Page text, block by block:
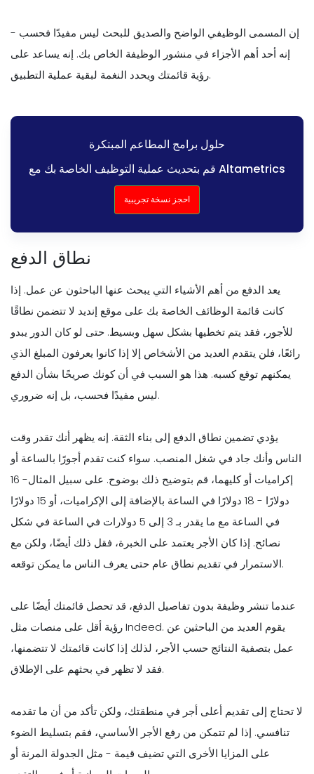
إن المسمى الوظيفي الواضح والصديق للبحث ليس مفيدًا فحسب -
إنه أحد أهم الأجزاء في منشور الوظيفة الخاص بك. إنه يساعد على
رؤية قائمتك ويحدد النغمة لبقية عملية التطبيق.
حلول برامج المطاعم المبتكرة
قم بتحديث عملية التوظيف الخاصة بك مع Altametrics
احجز نسخة تجريبية
نطاق الدفع
يعد الدفع من أهم الأشياء التي يبحث عنها الباحثون عن عمل. إذا
كانت قائمة الوظائف الخاصة بك على موقع إنديد لا تتضمن نطاقًا
للأجور، فقد يتم تخطيها بشكل سهل وبسيط. حتى لو كان الدور يبدو
رائعًا، فلن يتقدم العديد من الأشخاص إلا إذا كانوا يعرفون المبلغ الذي
يمكنهم توقع كسبه. هذا هو السبب في أن كونك صريحًا بشأن الدفع
ليس مفيدًا فحسب، بل إنه ضروري.
يؤدي تضمين نطاق الدفع إلى بناء الثقة. إنه يظهر أنك تقدر وقت
الناس وأنك جاد في شغل المنصب. سواء كنت تقدم أجورًا بالساعة أو
إكراميات أو كليهما، قم بتوضيح ذلك بوضوح. على سبيل المثال- 16
دولارًا - 18 دولارًا في الساعة بالإضافة إلى الإكراميات، أو 15 دولارًا
في الساعة مع ما يقدر بـ 3 إلى 5 دولارات في الساعة في شكل
نصائح. إذا كان الأجر يعتمد على الخبرة، فقل ذلك أيضًا، ولكن مع
الاستمرار في تقديم نطاق عام حتى يعرف الناس ما يمكن توقعه.
عندما تنشر وظيفة بدون تفاصيل الدفع، قد تحصل قائمتك أيضًا على
رؤية أقل على منصات مثل Indeed. يقوم العديد من الباحثين عن
عمل بتصفية النتائج حسب الأجر، لذلك إذا كانت قائمتك لا تتضمنها،
فقد لا تظهر في بحثهم على الإطلاق.
لا تحتاج إلى تقديم أعلى أجر في منطقتك، ولكن تأكد من أن ما تقدمه
تنافسي. إذا لم تتمكن من رفع الأجر الأساسي، فقم بتسليط الضوء
على المزايا الأخرى التي تضيف قيمة - مثل الجدولة المرنة أو